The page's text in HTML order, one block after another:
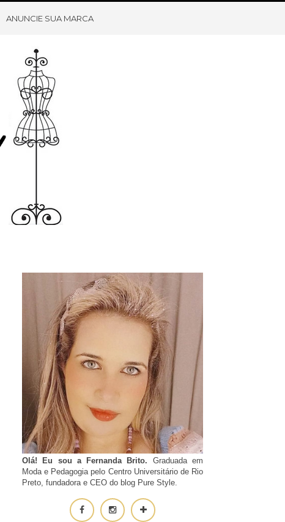
ANUNCIE SUA MARCA
Olá! Eu sou a Fernanda Brito. Graduada em
Moda e Pedagogia pelo Centro Universitário de Rio
Preto, fundadora e CEO do blog Pure Style.